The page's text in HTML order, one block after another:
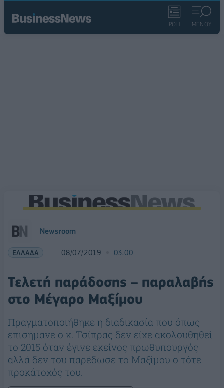
ΡΟΗ ΜΕΝΟΥ
Newsroom
ΕΛΛΑΔΑ 08/07/2019 03:00
Τελετή παράδοσης – παραλαβής
στο Μέγαρο Μαξίμου
Πραγματοποιήθηκε η διαδικασία που όπως
επισήμανε ο κ. Τσίπρας δεν είχε ακολουθηθεί
το 2015 όταν έγινε εκείνος πρωθυπουργός
αλλά δεν του παρέδωσε το Μαξίμου ο τότε
προκάτοχός του.